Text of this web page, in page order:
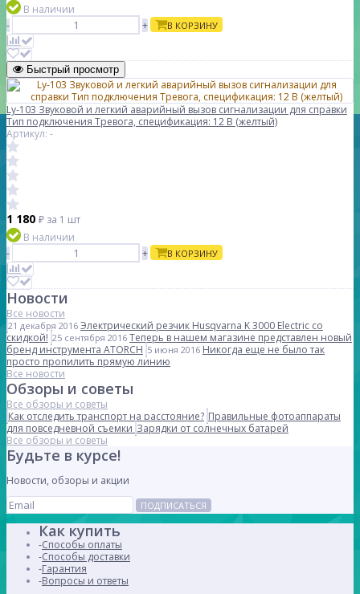
В наличии
-
+ В КОРЗИНУ
Быстрый просмотр
Ly-103 Звуковой и легкий аварийный вызов сигнализации для справки
Тип подключения Тревога, спецификация: 12 В (желтый)
Артикул: -
1 180 ₽ за 1 шт
В наличии
-
+ В КОРЗИНУ
Новости
Все новости
21 декабря 2016 Электрический резчик Husqvarna K 3000 Electric со
скидкой! 25 сентября 2016 Теперь в нашем магазине представлен новый
бренд инструмента ATORCH 5 июня 2016 Никогда еще не было так
просто пропилить прямую линию
Все новости
Обзоры и советы
Все обзоры и советы
Как отследить транспорт на расстояние? Правильные фотоаппараты
для повседневной съемки Зарядки от солнечных батарей
Все обзоры и советы
Будьте в курсе!
Новости, обзоры и акции
ПОДПИСАТЬСЯ
Как купить
Способы оплаты
Способы доставки
Гарантия
Вопросы и ответы